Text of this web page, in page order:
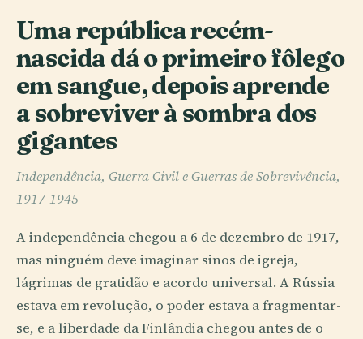
Uma república recém-
nascida dá o primeiro fôlego
em sangue, depois aprende
a sobreviver à sombra dos
gigantes
Independência, Guerra Civil e Guerras de Sobrevivência,
1917-1945
A independência chegou a 6 de dezembro de 1917,
mas ninguém deve imaginar sinos de igreja,
lágrimas de gratidão e acordo universal. A Rússia
estava em revolução, o poder estava a fragmentar-
se, e a liberdade da Finlândia chegou antes de o